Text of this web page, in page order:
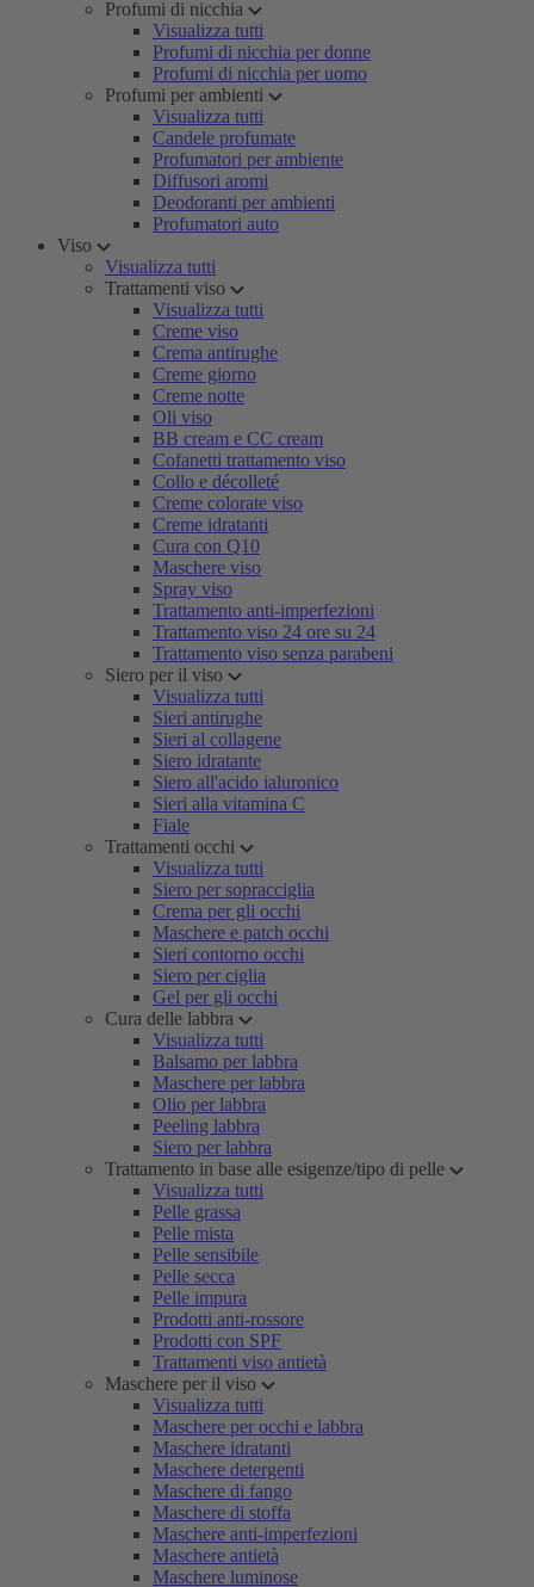
Profumi di nicchia
Visualizza tutti
Profumi di nicchia per donne
Profumi di nicchia per uomo
Profumi per ambienti
Visualizza tutti
Candele profumate
Profumatori per ambiente
Diffusori aromi
Deodoranti per ambienti
Profumatori auto
Viso
Visualizza tutti
Trattamenti viso
Visualizza tutti
Creme viso
Crema antirughe
Creme giorno
Creme notte
Oli viso
BB cream e CC cream
Cofanetti trattamento viso
Collo e décolleté
Creme colorate viso
Creme idratanti
Cura con Q10
Maschere viso
Spray viso
Trattamento anti-imperfezioni
Trattamento viso 24 ore su 24
Trattamento viso senza parabeni
Siero per il viso
Visualizza tutti
Sieri antirughe
Sieri al collagene
Siero idratante
Siero all'acido ialuronico
Sieri alla vitamina C
Fiale
Trattamenti occhi
Visualizza tutti
Siero per sopracciglia
Crema per gli occhi
Maschere e patch occhi
Sieri contorno occhi
Siero per ciglia
Gel per gli occhi
Cura delle labbra
Visualizza tutti
Balsamo per labbra
Maschere per labbra
Olio per labbra
Peeling labbra
Siero per labbra
Trattamento in base alle esigenze/tipo di pelle
Visualizza tutti
Pelle grassa
Pelle mista
Pelle sensibile
Pelle secca
Pelle impura
Prodotti anti-rossore
Prodotti con SPF
Trattamenti viso antietà
Maschere per il viso
Visualizza tutti
Maschere per occhi e labbra
Maschere idratanti
Maschere detergenti
Maschere di fango
Maschere di stoffa
Maschere anti-imperfezioni
Maschere antietà
Maschere luminose